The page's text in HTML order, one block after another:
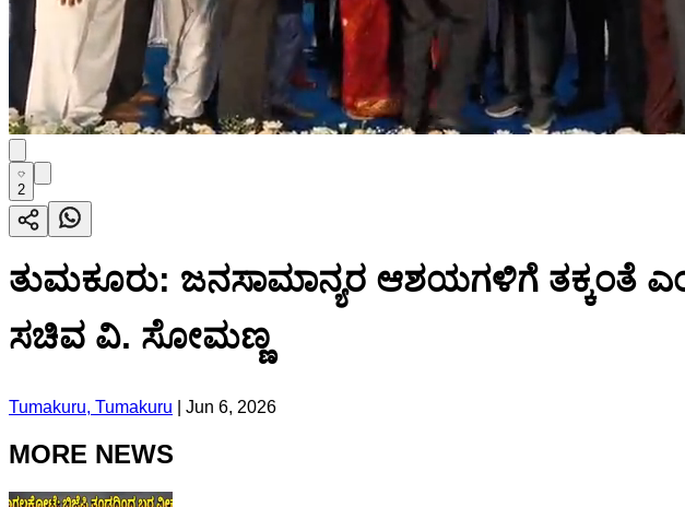
2
ತುಮಕೂರು: ಜನಸಾಮಾನ್ಯರ ಆಶಯಗಳಿಗೆ ತಕ್ಕಂತೆ
ಸಚಿವ ವಿ. ಸೋಮಣ್ಣ
Tumakuru, Tumakuru Jun 6, 2026
MORE NEWS